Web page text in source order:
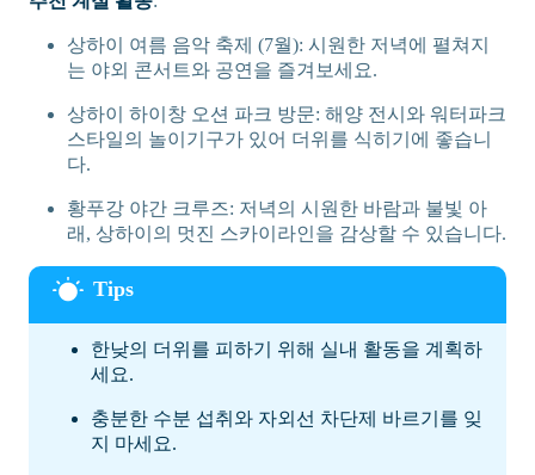
상하이 여름 음악 축제 (7월): 시원한 저녁에 펼쳐지
는 야외 콘서트와 공연을 즐겨보세요.
상하이 하이창 오션 파크 방문: 해양 전시와 워터파크
스타일의 놀이기구가 있어 더위를 식히기에 좋습니
다.
황푸강 야간 크루즈: 저녁의 시원한 바람과 불빛 아
래, 상하이의 멋진 스카이라인을 감상할 수 있습니다.
한낮의 더위를 피하기 위해 실내 활동을 계획하
세요.
충분한 수분 섭취와 자외선 차단제 바르기를 잊
지 마세요.